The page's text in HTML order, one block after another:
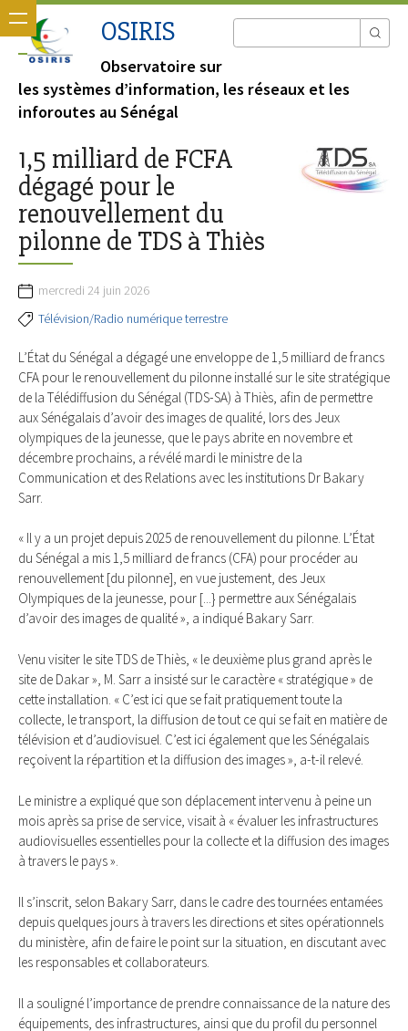
OSIRIS
Observatoire sur
les systèmes d’information, les réseaux et les
inforoutes au Sénégal
1,5 milliard de FCFA
dégagé pour le
renouvellement du
pilonne de TDS à Thiès
mercredi 24 juin 2026
Télévision/Radio numérique terrestre
L’État du Sénégal a dégagé une enveloppe de 1,5 milliard de francs
CFA pour le renouvellement du pilonne installé sur le site stratégique
de la Télédiffusion du Sénégal (TDS-SA) à Thiès, afin de permettre
aux Sénégalais d’avoir des images de qualité, lors des Jeux
olympiques de la jeunesse, que le pays abrite en novembre et
décembre prochains, a révélé mardi le ministre de la
Communication et des Relations avec les institutions Dr Bakary
Sarr.
« Il y a un projet depuis 2025 de renouvellement du pilonne. L’État
du Sénégal a mis 1,5 milliard de francs (CFA) pour procéder au
renouvellement [du pilonne], en vue justement, des Jeux
Olympiques de la jeunesse, pour [...} permettre aux Sénégalais
d’avoir des images de qualité », a indiqué Bakary Sarr.
Venu visiter le site TDS de Thiès, « le deuxième plus grand après le
site de Dakar », M. Sarr a insisté sur le caractère « stratégique » de
cette installation. « C’est ici que se fait pratiquement toute la
collecte, le transport, la diffusion de tout ce qui se fait en matière de
télévision et d’audiovisuel. C’est ici également que les Sénégalais
reçoivent la répartition et la diffusion des images », a-t-il relevé.
Le ministre a expliqué que son déplacement intervenu à peine un
mois après sa prise de service, visait à « évaluer les infrastructures
audiovisuelles essentielles pour la collecte et la diffusion des images
à travers le pays ».
Il s’inscrit, selon Bakary Sarr, dans le cadre des tournées entamées
depuis quelques jours à travers les directions et sites opérationnels
du ministère, afin de faire le point sur la situation, en discutant avec
les responsables et collaborateurs.
Il a souligné l’importance de prendre connaissance de la nature des
équipements, des infrastructures, ainsi que du profil du personnel